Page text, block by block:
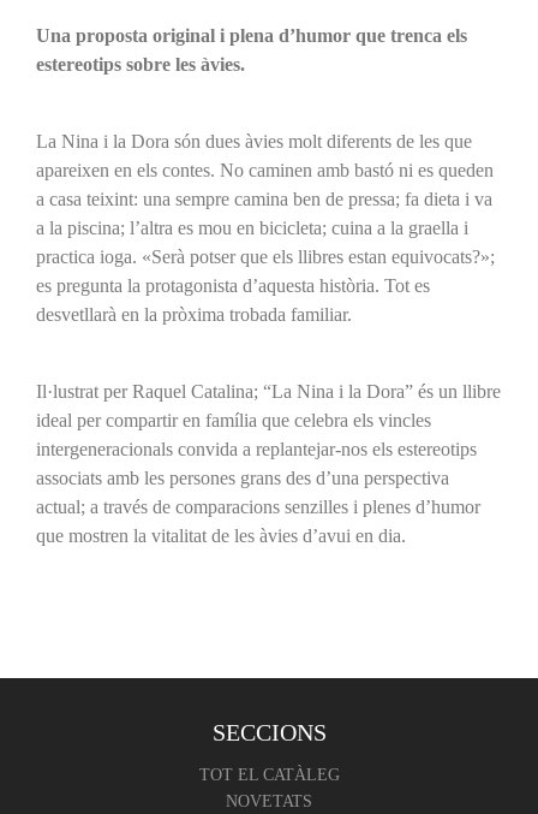
Una proposta original i plena d’humor que trenca els
estereotips sobre les àvies.
La Nina i la Dora són dues àvies molt diferents de les que
apareixen en els contes. No caminen amb bastó ni es queden
a casa teixint: una sempre camina ben de pressa; fa dieta i va
a la piscina; l’altra es mou en bicicleta; cuina a la graella i
practica ioga. «Serà potser que els llibres estan equivocats?»;
es pregunta la protagonista d’aquesta història. Tot es
desvetllarà en la pròxima trobada familiar.
Il·lustrat per Raquel Catalina; “La Nina i la Dora” és un llibre
ideal per compartir en família que celebra els vincles
intergeneracionals convida a replantejar-nos els estereotips
associats amb les persones grans des d’una perspectiva
actual; a través de comparacions senzilles i plenes d’humor
que mostren la vitalitat de les àvies d’avui en dia.
SECCIONS
TOT EL CATÀLEG
NOVETATS